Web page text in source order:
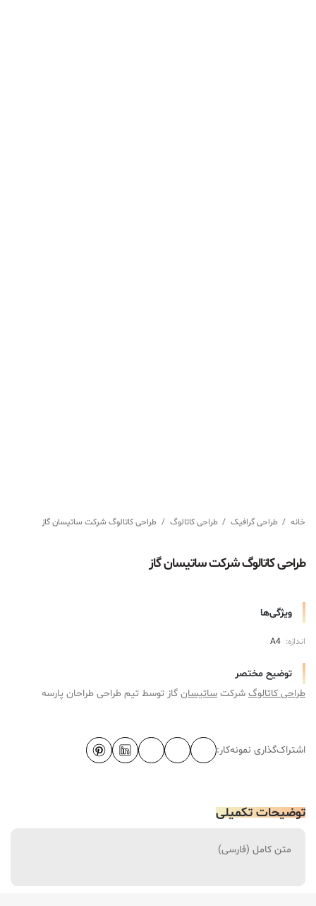
خانه / طراحی گرافیک / طراحی کاتالوگ / طراحی کاتالوگ شرکت ساتیسان گاز
توضیح مختصر
طراحی کاتالوگ شرکت ساتیسان گاز
طراحی کاتالوگ شرکت ساتیسان گاز توسط تیم طراحی طراحان پارسه
ویژگی‌ها
اندازه: A4
اشتراک‌گذاری نمونه‌کار:
توضیحات تکمیلی
متن کامل (فارسی)